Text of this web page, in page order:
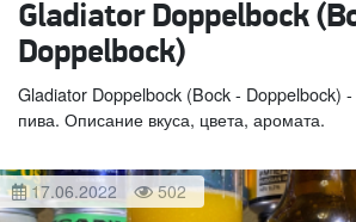
Gladiator Doppelbock
Doppelbock)
Gladiator Doppelbock (Bock - Doppelbock) -
пива. Описание вкуса, цвета, аромата.
17.06.2022 502